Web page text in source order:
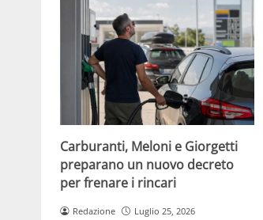
Carburanti, Meloni e Giorgetti
preparano un nuovo decreto
per frenare i rincari
Redazione Luglio 25, 2026